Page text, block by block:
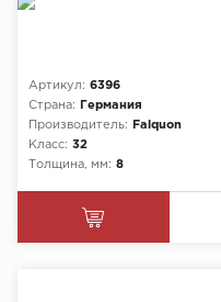
Химия
Артикул: 6396
Страна:
Германия
Производитель:
Falquon
Класс: 32
Толщина, мм: 8